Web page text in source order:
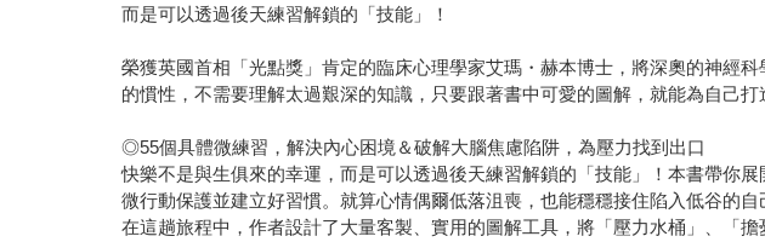
而是可以透過後天練習解鎖的「技能」！
榮獲英國首相「光點獎」肯定的臨床心理學家艾瑪・赫本博士，將深奧的神經
的慣性，不需要理解太過艱深的知識，只要跟著書中可愛的圖解，就能為自己
◎55個具體微練習，解決內心困境＆破解大腦焦慮陷阱，為壓力找到出口
快樂不是與生俱來的幸運，而是可以透過後天練習解鎖的「技能」！本書帶你
微行動保護並建立好習慣。就算心情偶爾低落沮喪，也能穩穩接住陷入低谷的自
在這趟旅程中，作者設計了大量客製、實用的圖解工具，將「壓力水桶」、「